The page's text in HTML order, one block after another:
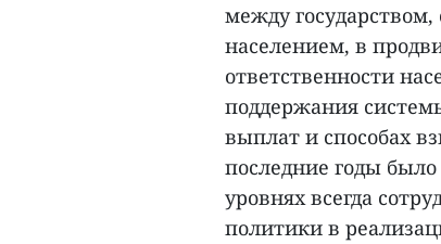
между
населением, в
ответственности
поддержания
выплат и способах
последние годы
уровнях всегда
политики в